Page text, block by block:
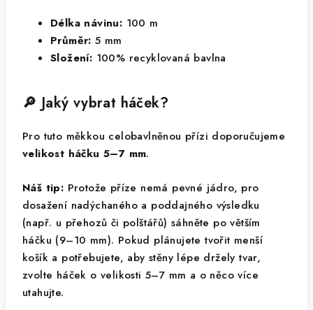
Délka návinu: 100 m
Průměr: 5 mm
Složení: 100% recyklovaná bavlna
🔎 Jaký vybrat háček?
Pro tuto měkkou celobavlněnou přízi doporučujeme
velikost háčku 5–7 mm.
Náš tip: Protože příze nemá pevné jádro, pro
dosažení nadýchaného a poddajného výsledku
(např. u přehozů či polštářů) sáhněte po větším
háčku (9–10 mm). Pokud plánujete tvořit menší
košík a potřebujete, aby stěny lépe držely tvar,
zvolte háček o velikosti 5–7 mm a o něco více
utahujte.